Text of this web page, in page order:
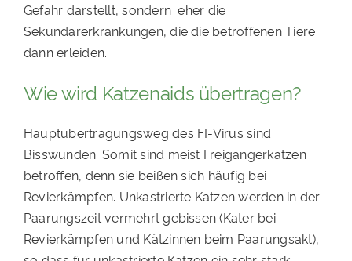
Gefahr darstellt, sondern eher die
Sekundärerkrankungen, die die betroffenen Tiere
dann erleiden.
Wie wird Katzenaids übertragen?
Hauptübertragungsweg des FI-Virus sind
Bisswunden. Somit sind meist Freigängerkatzen
betroffen, denn sie beißen sich häufig bei
Revierkämpfen. Unkastrierte Katzen werden in der
Paarungszeit vermehrt gebissen (Kater bei
Revierkämpfen und Kätzinnen beim Paarungsakt),